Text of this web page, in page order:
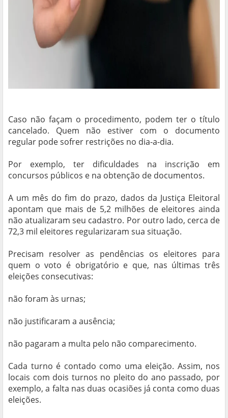
Caso não façam o procedimento, podem ter o título
cancelado. Quem não estiver com o documento
regular pode sofrer restrições no dia-a-dia.
Por exemplo, ter dificuldades na inscrição em
concursos públicos e na obtenção de documentos.
A um mês do fim do prazo, dados da Justiça Eleitoral
apontam que mais de 5,2 milhões de eleitores ainda
não atualizaram seu cadastro. Por outro lado, cerca de
72,3 mil eleitores regularizaram sua situação.
Precisam resolver as pendências os eleitores para
quem o voto é obrigatório e que, nas últimas três
eleições consecutivas:
não foram às urnas;
não justificaram a ausência;
não pagaram a multa pelo não comparecimento.
Cada turno é contado como uma eleição. Assim, nos
locais com dois turnos no pleito do ano passado, por
exemplo, a falta nas duas ocasiões já conta como duas
eleições.